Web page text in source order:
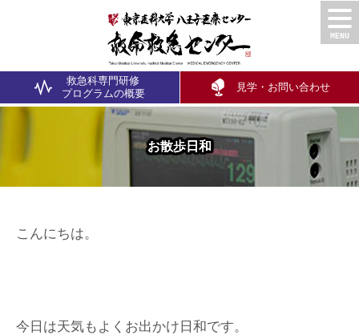
救急科専門研修
プログラムの概要
見学・お問い合わせ
お散歩日和
こんにちは。
今日は天気もよくお出かけ日和です。